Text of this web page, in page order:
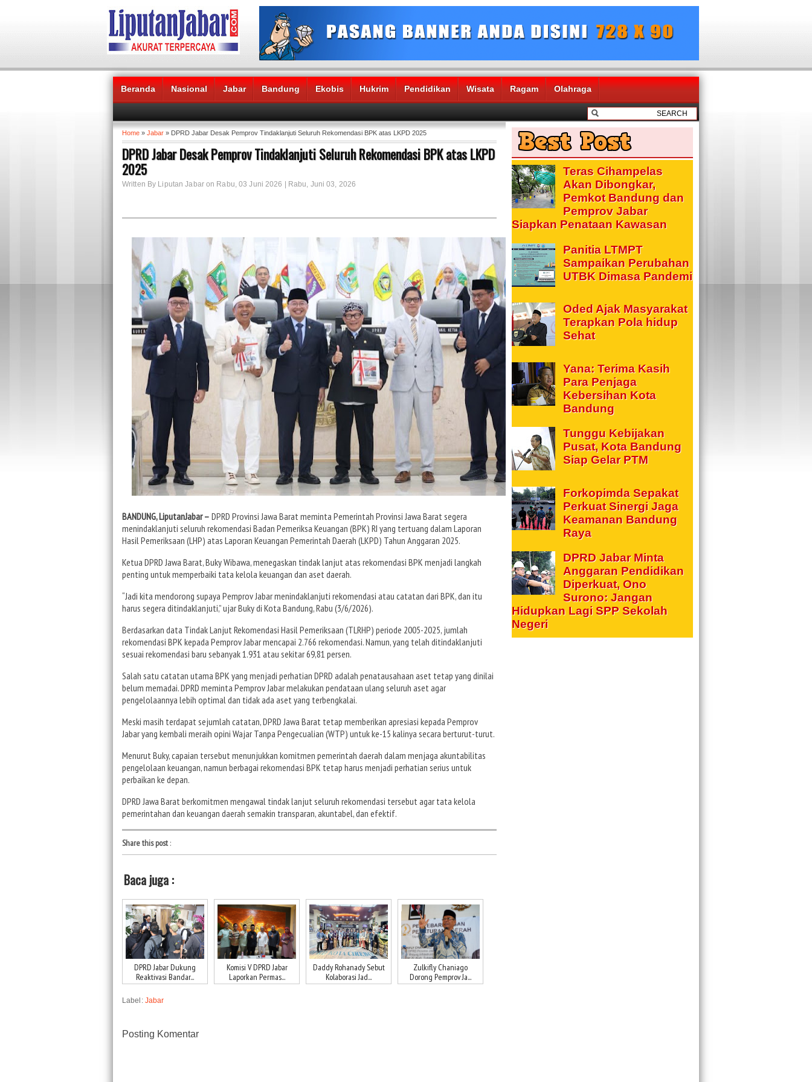
Beranda Nasional Jabar Bandung Ekobis Hukrim Pendidikan Wisata Ragam Olahraga
Headlines News :
Home » Jabar » DPRD Jabar Desak Pemprov Tindaklanjuti Seluruh Rekomendasi BPK atas LKPD 2025
DPRD Jabar Desak Pemprov Tindaklanjuti Seluruh Rekomendasi BPK atas LKPD
2025
Written By Liputan Jabar on Rabu, 03 Juni 2026 | Rabu, Juni 03, 2026
BANDUNG, LiputanJabar – DPRD Provinsi Jawa Barat meminta Pemerintah Provinsi Jawa Barat segera
menindaklanjuti seluruh rekomendasi Badan Pemeriksa Keuangan (BPK) RI yang tertuang dalam Laporan
Hasil Pemeriksaan (LHP) atas Laporan Keuangan Pemerintah Daerah (LKPD) Tahun Anggaran 2025.
Ketua DPRD Jawa Barat, Buky Wibawa, menegaskan tindak lanjut atas rekomendasi BPK menjadi langkah
penting untuk memperbaiki tata kelola keuangan dan aset daerah.
“Jadi kita mendorong supaya Pemprov Jabar menindaklanjuti rekomendasi atau catatan dari BPK, dan itu
harus segera ditindaklanjuti,” ujar Buky di Kota Bandung, Rabu (3/6/2026).
Berdasarkan data Tindak Lanjut Rekomendasi Hasil Pemeriksaan (TLRHP) periode 2005-2025, jumlah
rekomendasi BPK kepada Pemprov Jabar mencapai 2.766 rekomendasi. Namun, yang telah ditindaklanjuti
sesuai rekomendasi baru sebanyak 1.931 atau sekitar 69,81 persen.
Salah satu catatan utama BPK yang menjadi perhatian DPRD adalah penatausahaan aset tetap yang dinilai
belum memadai. DPRD meminta Pemprov Jabar melakukan pendataan ulang seluruh aset agar
pengelolaannya lebih optimal dan tidak ada aset yang terbengkalai.
Meski masih terdapat sejumlah catatan, DPRD Jawa Barat tetap memberikan apresiasi kepada Pemprov
Jabar yang kembali meraih opini Wajar Tanpa Pengecualian (WTP) untuk ke-15 kalinya secara berturut-turut.
Menurut Buky, capaian tersebut menunjukkan komitmen pemerintah daerah dalam menjaga akuntabilitas
pengelolaan keuangan, namun berbagai rekomendasi BPK tetap harus menjadi perhatian serius untuk
perbaikan ke depan.
DPRD Jawa Barat berkomitmen mengawal tindak lanjut seluruh rekomendasi tersebut agar tata kelola
pemerintahan dan keuangan daerah semakin transparan, akuntabel, dan efektif.
Share this post:
Baca juga :
DPRD Jabar Dukung
Reaktivasi Bandar...
Komisi V DPRD Jabar
Laporkan Permas...
Daddy Rohanady Sebut
Kolaborasi Jad...
Zulkifly Chaniago
Dorong Pemprov Ja...
Label: Jabar
Posting Komentar
Teras Cihampelas
Akan Dibongkar,
Pemkot Bandung dan
Pemprov Jabar
Siapkan Penataan Kawasan
Panitia LTMPT
Sampaikan Perubahan
UTBK Dimasa Pandemi
Oded Ajak Masyarakat
Terapkan Pola hidup
Sehat
Yana: Terima Kasih
Para Penjaga
Kebersihan Kota
Bandung
Tunggu Kebijakan
Pusat, Kota Bandung
Siap Gelar PTM
Forkopimda Sepakat
Perkuat Sinergi Jaga
Keamanan Bandung
Raya
DPRD Jabar Minta
Anggaran Pendidikan
Diperkuat, Ono
Surono: Jangan
Hidupkan Lagi SPP Sekolah
Negeri